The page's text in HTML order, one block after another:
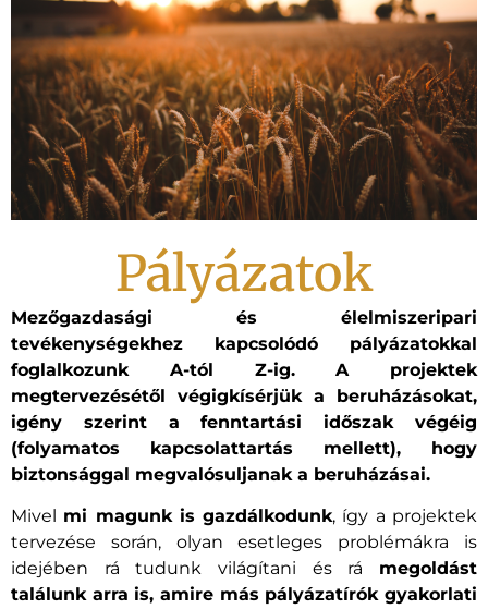
Pályázatok
Mezőgazdasági és élelmiszeripari
tevékenységekhez kapcsolódó pályázatokkal
foglalkozunk A-tól Z-ig. A projektek
megtervezésétől végigkísérjük a beruházásokat,
igény szerint a fenntartási időszak végéig
(folyamatos kapcsolattartás mellett), hogy
biztonsággal megvalósuljanak a beruházásai.
Mivel mi magunk is gazdálkodunk, így a projektek
tervezése során, olyan esetleges problémákra is
idejében rá tudunk világítani és rá megoldást
találunk arra is, amire más pályázatírók gyakorlati